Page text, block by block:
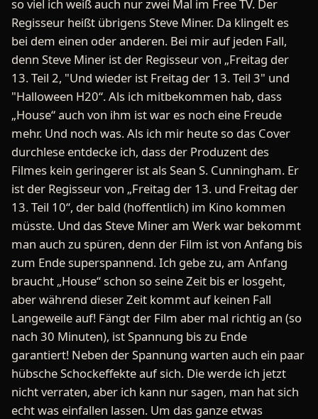
so viel ich weiß auch nur zwei Mal im Free TV. Der
Regisseur heißt übrigens Steve Miner. Da klingelt es
bei dem einen oder anderen. Bei mir auf jeden Fall,
denn Steve Miner ist der Regisseur von „Freitag der
13. Teil 2, "Und wieder ist Freitag der 13. Teil 3" und
"Halloween H20“. Als ich mitbekommen hab, dass
„House“ auch von ihm ist war es noch eine Freude
mehr. Und noch was. Als ich mir heute so das Cover
durchlese entdecke ich, dass der Produzent des
Filmes kein geringerer ist als Sean S. Cunningham. Er
ist der Regisseur von „Freitag der 13. und Freitag der
13. Teil 10“, der bald (hoffentlich) im Kino kommen
müsste. Und das Steve Miner am Werk war bekommt
man auch zu spüren, denn der Film ist von Anfang bis
zum Ende superspannend. Ich gebe zu, am Anfang
braucht „House“ schon so seine Zeit bis er losgeht,
aber während dieser Zeit kommt auf keinen Fall
Langeweile auf! Fängt der Film aber mal richtig an (so
nach 30 Minuten), ist Spannung bis zu Ende
garantiert! Neben der Spannung warten auch ein paar
hübsche Schockeffekte auf sich. Die werde ich jetzt
nicht verraten, aber ich kann nur sagen, man hat sich
echt was einfallen lassen. Um das ganze etwas